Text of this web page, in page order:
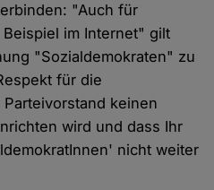
"Auch für
im Internet" gilt
"Sozialdemokraten" zu
für die
keinen
wird und dass Ihr
nicht weiter